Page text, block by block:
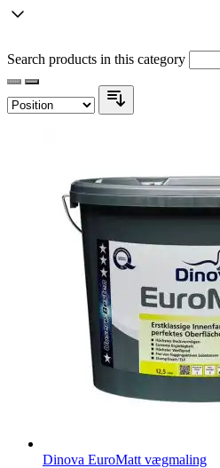
Search products in this category
Dinova EuroMatt vægmaling